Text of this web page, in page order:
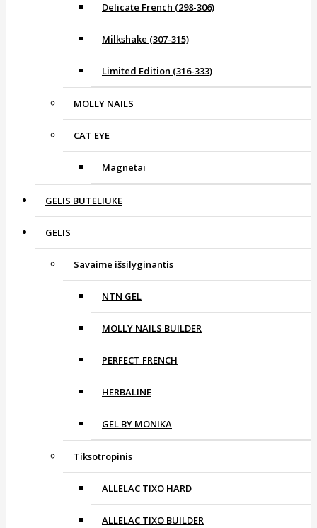
Delicate French (298-306)
Milkshake (307-315)
Limited Edition (316-333)
MOLLY NAILS
CAT EYE
Magnetai
GELIS BUTELIUKE
GELIS
Savaime išsilyginantis
NTN GEL
MOLLY NAILS BUILDER
PERFECT FRENCH
HERBALINE
GEL BY MONIKA
Tiksotropinis
ALLELAC TIXO HARD
ALLELAC TIXO BUILDER